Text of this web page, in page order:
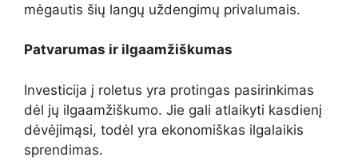
mėgautis šių langų uždengimų privalumais.
Patvarumas ir ilgaamžiškumas
Investicija į roletus yra protingas pasirinkimas
dėl jų ilgaamžiškumo. Jie gali atlaikyti kasdienį
dėvėjimąsi, todėl yra ekonomiškas ilgalaikis
sprendimas.